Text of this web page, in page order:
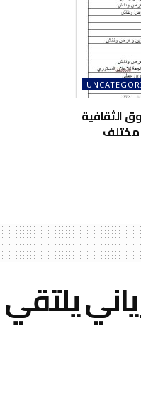
الثقافية
مختلف